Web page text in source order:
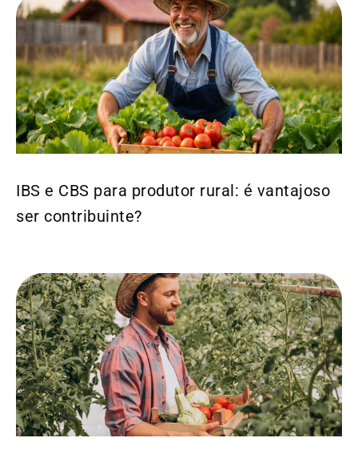
IBS e CBS para produtor rural: é vantajoso
ser contribuinte?